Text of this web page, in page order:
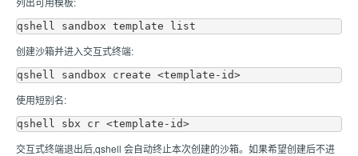
创建沙箱并进入交互式终端:
使用短别名:
交互式终端退出后,qshell 会自动终止本次创建的沙箱。如果希望创建后不进